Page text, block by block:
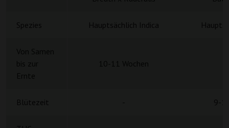
Spezies Hauptsächlich Indica
Blütezeit - 9-